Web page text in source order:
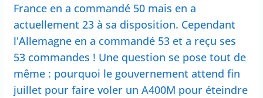
France en a commandé 50 mais en a
actuellement 23 à sa disposition. Cependant
l'Allemagne en a commandé 53 et a reçu ses
53 commandes ! Une question se pose tout de
même : pourquoi le gouvernement attend fin
juillet pour faire voler un A400M pour éteindre